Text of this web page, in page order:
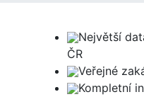
Největší
ČR
Veřejné
Kompletní